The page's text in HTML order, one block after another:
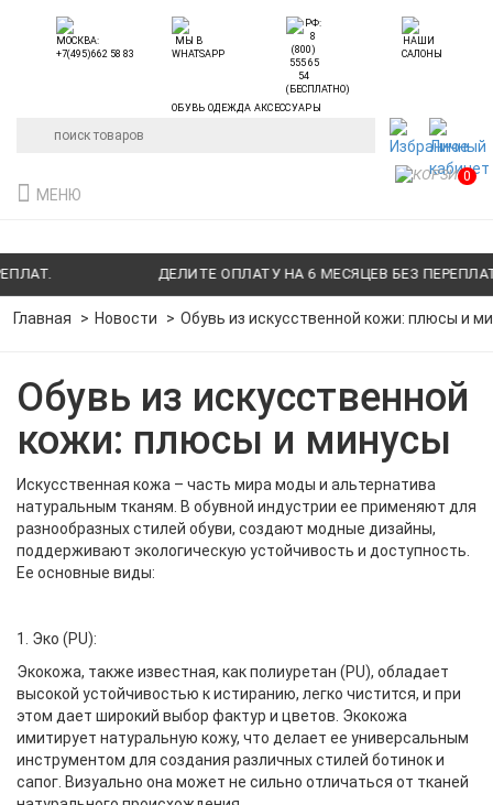
ДЕЛИТЕ ОПЛАТУ НА 6 МЕСЯЦЕВ БЕЗ ПЕРЕПЛАТ.
ОБУВЬ ОДЕЖДА АКСЕССУАРЫ
МЕНЮ
0
Главная Новости Обувь из искусственной кожи: плюсы и
Обувь из искусственной
кожи: плюсы и минусы
Искусственная кожа – часть мира моды и альтернатива
натуральным тканям. В обувной индустрии ее применяют для
разнообразных стилей обуви, создают модные дизайны,
поддерживают экологическую устойчивость и доступность.
Ее основные виды:
1. Эко (PU):
Экокожа, также известная, как полиуретан (PU), обладает
высокой устойчивостью к истиранию, легко чистится, и при
этом дает широкий выбор фактур и цветов. Экокожа
имитирует натуральную кожу, что делает ее универсальным
инструментом для создания различных стилей ботинок и
сапог. Визуально она может не сильно отличаться от тканей